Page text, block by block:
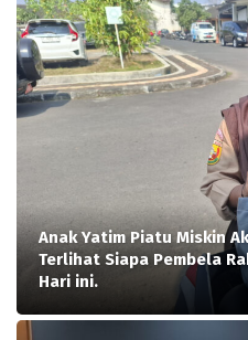
Anak Yatim Piatu Miskin
Terlihat Siapa Pembela
Hari ini.